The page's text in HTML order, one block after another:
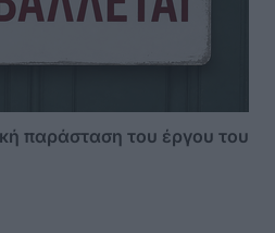
παράσταση του έργου του